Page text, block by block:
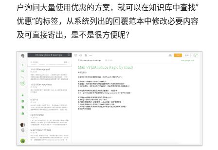
户询问大量使用优惠的方案，就可以在知识库中查找”
优惠”的标签，从系统列出的回覆范本中修改必要内容
及可直接寄出，是不是很方便呢？